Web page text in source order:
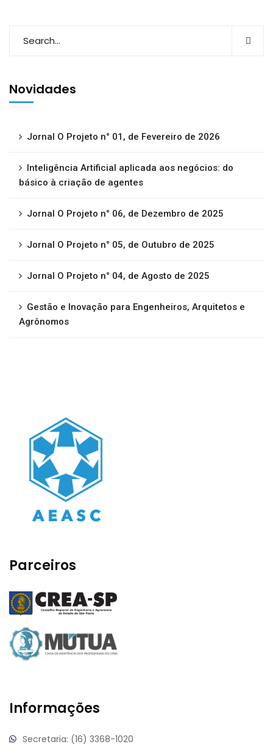
Novidades
Jornal O Projeto n° 01, de Fevereiro de 2026
Inteligência Artificial aplicada aos negócios: do
básico à criação de agentes
Jornal O Projeto n° 06, de Dezembro de 2025
Jornal O Projeto n° 05, de Outubro de 2025
Jornal O Projeto n° 04, de Agosto de 2025
Gestão e Inovação para Engenheiros, Arquitetos e
Agrônomos
Parceiros
Informações
Secretaria: (16) 3368-1020